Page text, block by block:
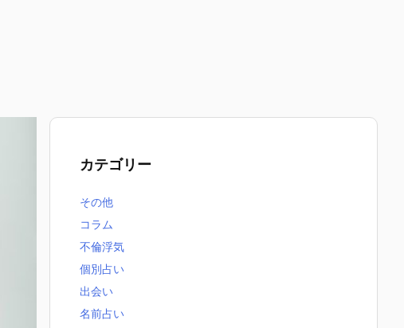
カテゴリー
その他
コラム
不倫浮気
個別占い
出会い
名前占い